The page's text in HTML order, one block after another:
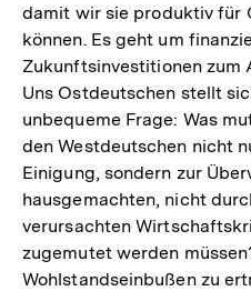
damit wir sie produktiv für
können. Es geht um
Zukunftsinvestitionen zum
Uns Ostdeutschen stellt
unbequeme Frage: Was
den Westdeutschen nicht
Einigung, sondern zur
hausgemachten, nicht
verursachten
zugemutet werden
Wohlstandseinbußen zu